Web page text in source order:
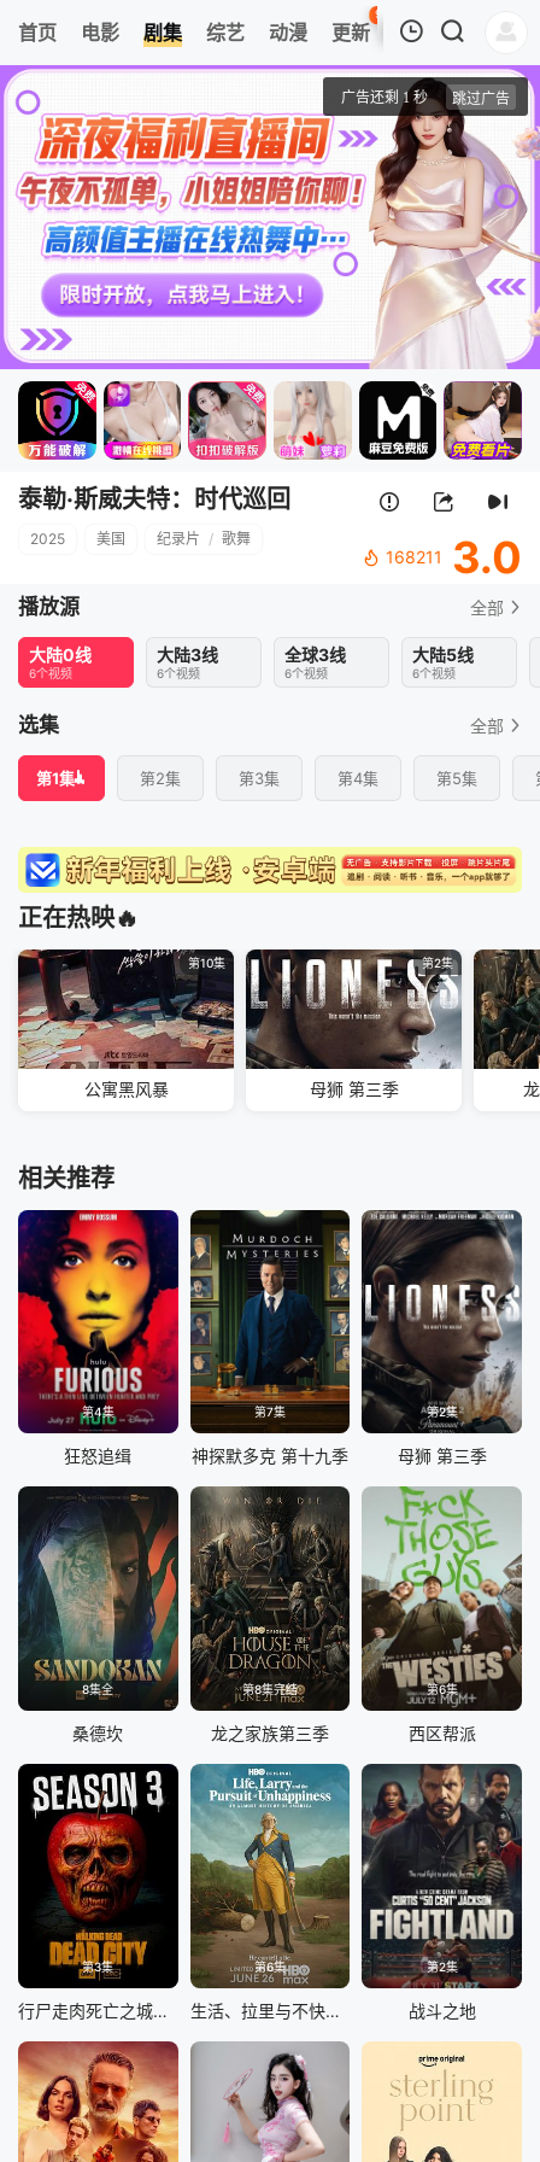
首页 电影 剧集 综艺 动漫 更新
97
热榜 APP
第1集
泰勒·斯威夫特：时代巡回演唱会，一个时代的结束
清空
泰勒·斯威夫特：时代巡回
2025 美国 纪录片 / 歌舞
168211 3.0
播放源 全部
大陆0线
6个视频
大陆3线
6个视频
全球3线
6个视频
大陆5线
6个视频
选集 全部
第1集 第2集 第3集 第4集 第5集
正在热映🔥
第10集
公寓黑风暴
第2集
母狮 第三季
相关推荐
第4集
狂怒追缉
第7集
神探默多克 第十九季
第2集
母狮 第三季
8集全
桑德坎
第8集完结
龙之家族第三季
第6集
西区帮派
第3集
行尸走肉死亡之城第三季
第6集
生活、拉里与不快乐的追求：一部美国史
第2集
战斗之地